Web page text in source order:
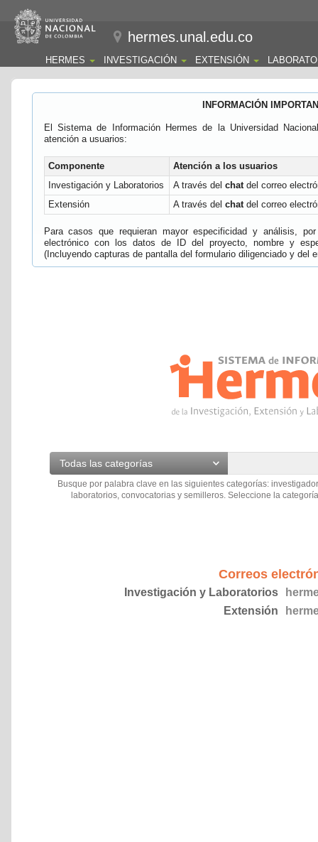
hermes.unal.edu.co
HERMES INVESTIGACIÓN EXTENSIÓN
INFORMACIÓN
El Sistema de Información Hermes de la Universidad
atención a usuarios:
Componente
Atención a los usuarios
Investigación y Laboratorios
A través del chatdel correo
Extensión
A través del chatdel correo
Para casos que requieran mayor especificidad y análisis,
electrónico con los datos de ID del proyecto, nombre y
(Incluyendo capturas de pantalla del formulario diligenciado y del
Todas las categorías
Busque por palabra clave en las siguientes categorías:
laboratorios, convocatorias y semilleros. Seleccione la
Correos
Investigación y Laboratorios
Extensión